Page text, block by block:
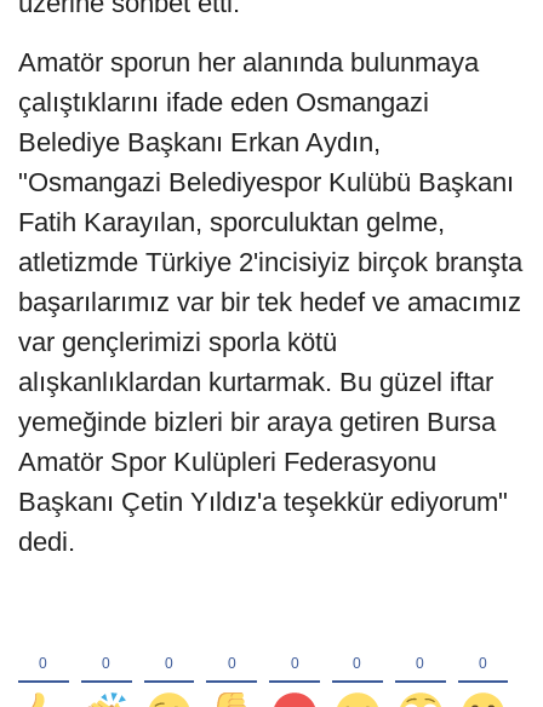
Amatör sporun her alanında bulunmaya
çalıştıklarını ifade eden Osmangazi
Belediye Başkanı Erkan Aydın,
"Osmangazi Belediyespor Kulübü Başkanı
Fatih Karayılan, sporculuktan gelme,
atletizmde Türkiye 2'incisiyiz birçok branşta
başarılarımız var bir tek hedef ve amacımız
var gençlerimizi sporla kötü
alışkanlıklardan kurtarmak. Bu güzel iftar
yemeğinde bizleri bir araya getiren Bursa
Amatör Spor Kulüpleri Federasyonu
Başkanı Çetin Yıldız'a teşekkür ediyorum"
dedi.